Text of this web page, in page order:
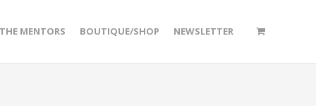
MENTORS BOUTIQUE/SHOP NEWSLETTER